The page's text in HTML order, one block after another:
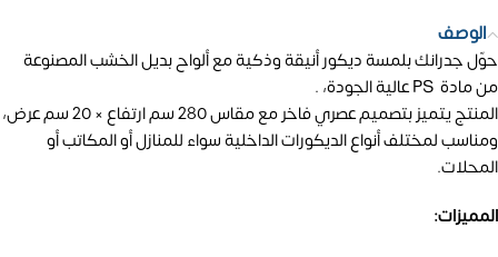
الوصف
حوّل جدرانك بلمسة ديكور أنيقة وذكية مع ألواح بديل الخشب المصنوعة
من مادة PS عالية الجودة، .
المنتج يتميز بتصميم عصري فاخر مع مقاس 280 سم ارتفاع × 20 سم عرض،
ومناسب لمختلف أنواع الديكورات الداخلية سواء للمنازل أو المكاتب أو
المحلات.
المميزات: